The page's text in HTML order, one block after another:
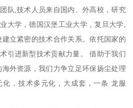
队,技术人员来自国内、外高校，研究
大学，德国汉堡工业大学，复旦大学,
立紧密的技术合作关系。依托国家的
引进新型技术贡献力量。 借助于我们
外资源，我们力争立足环保扬尘处理
，技术多元化，大成套，一条 龙服